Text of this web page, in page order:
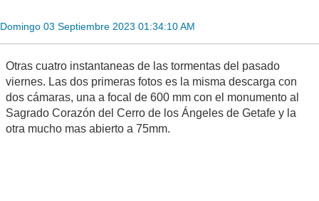
Domingo 03 Septiembre 2023 01:34:10 AM
Otras cuatro instantaneas de las tormentas del pasado
viernes. Las dos primeras fotos es la misma descarga con
dos cámaras, una a focal de 600 mm con el monumento al
Sagrado Corazón del Cerro de los Ángeles de Getafe y la
otra mucho mas abierto a 75mm.